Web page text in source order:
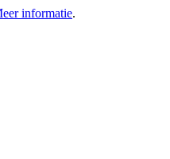
informatie.